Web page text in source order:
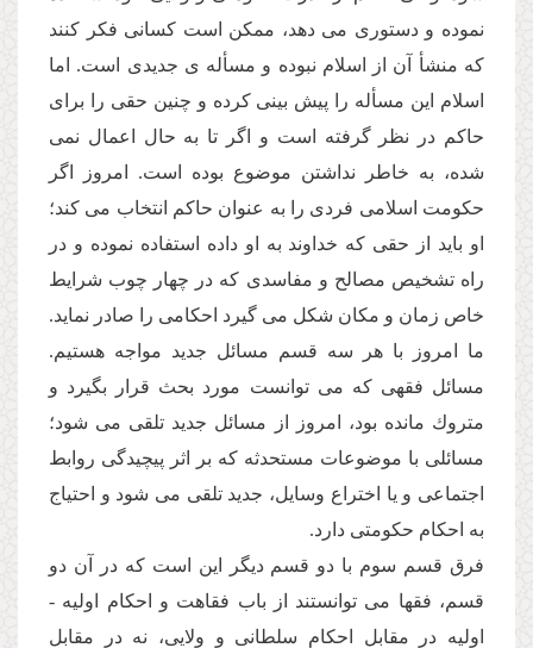
نموده و دستورى مى دهد، ممكن است كسانى فكر كنند
كه منشأ آن از اسلام نبوده و مسأله ى جدیدى است. اما
اسلام این مسأله را پیش بینى كرده و چنین حقى را براى
حاكم در نظر گرفته است و اگر تا به حال اعمال نمى
شده، به خاطر نداشتن موضوع بوده است. امروز اگر
حكومت اسلامى فردى را به عنوان حاكم انتخاب مى كند؛
او باید از حقى كه خداوند به او داده استفاده نموده و در
راه تشخیص مصالح و مفاسدى كه در چهار چوب شرایط
خاص زمان و مكان شكل مى گیرد احكامى را صادر نماید.
ما امروز با هر سه قسم مسائل جدید مواجه هستیم.
مسائل فقهى كه مى توانست مورد بحث قرار بگیرد و
متروك مانده بود، امروز از مسائل جدید تلقى مى شود؛
مسائلى با موضوعات مستحدثه كه بر اثر پیچیدگى روابط
اجتماعى و یا اختراع وسایل، جدید تلقى مى شود و احتیاج
به احكام حكومتى دارد.
فرق قسم سوم با دو قسم دیگر این است كه در آن دو
قسم، فقها مى توانستند از باب فقاهت و احكام اولیه -
اولیه در مقابل احكام سلطانى و ولایى، نه در مقابل